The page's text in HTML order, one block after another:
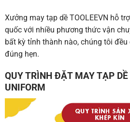
Xưởng may tạp dề TOOLEEVN hỗ
quốc với nhiều phương thức vận
bất kỳ tỉnh thành nào, chúng tôi
đúng hẹn.
QUY TRÌNH ĐẶT MAY TẠP
UNIFORM